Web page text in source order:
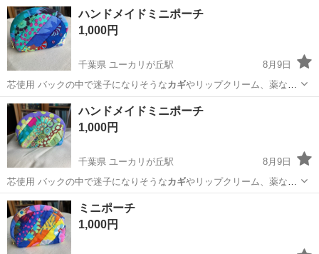
千葉 佐倉市 ユーカリが丘駅 バッグ
ファッションセンターしまむら
ハンドメイドミニポーチ
1,000円
千葉県 ユーカリが丘駅
8月9日
芯使用 バックの中で迷子になりそうなカギやリップクリーム、薬など
を入れておくの…
千葉 佐倉市 ユーカリが丘駅 バッグ
ファッションセンターしまむら
ハンドメイドミニポーチ
1,000円
千葉県 ユーカリが丘駅
8月9日
芯使用 バックの中で迷子になりそうなカギやリップクリーム、薬など
を入れるのにぴ…
千葉 佐倉市 ユーカリが丘駅
ファッションセンターしまむら
ミニポーチ
1,000円